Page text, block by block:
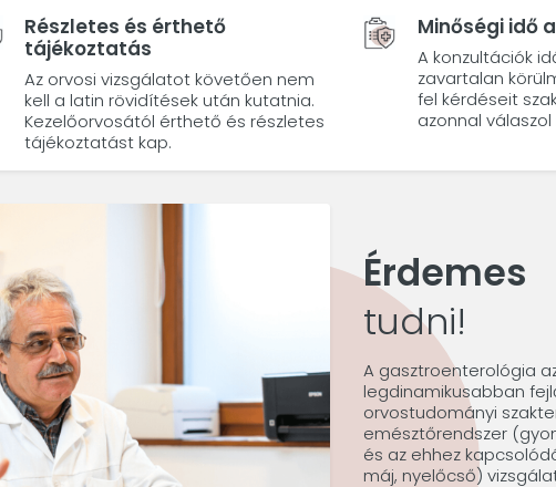
Részletes és érthető
tájékoztatás
Az orvosi vizsgálatot követően nem
kell a latin rövidítések után kutatnia.
Kezelőorvosától érthető és részletes
tájékoztatást kap.
Minőségi idő
A konzultációk
zavartalan
fel kérdéseit
azonnal válaszol
Érdemes
tudni!
A gasztroenterológia
legdinamikusabban
orvostudományi
emésztőrendszer
és az ehhez
máj, nyelőcső)